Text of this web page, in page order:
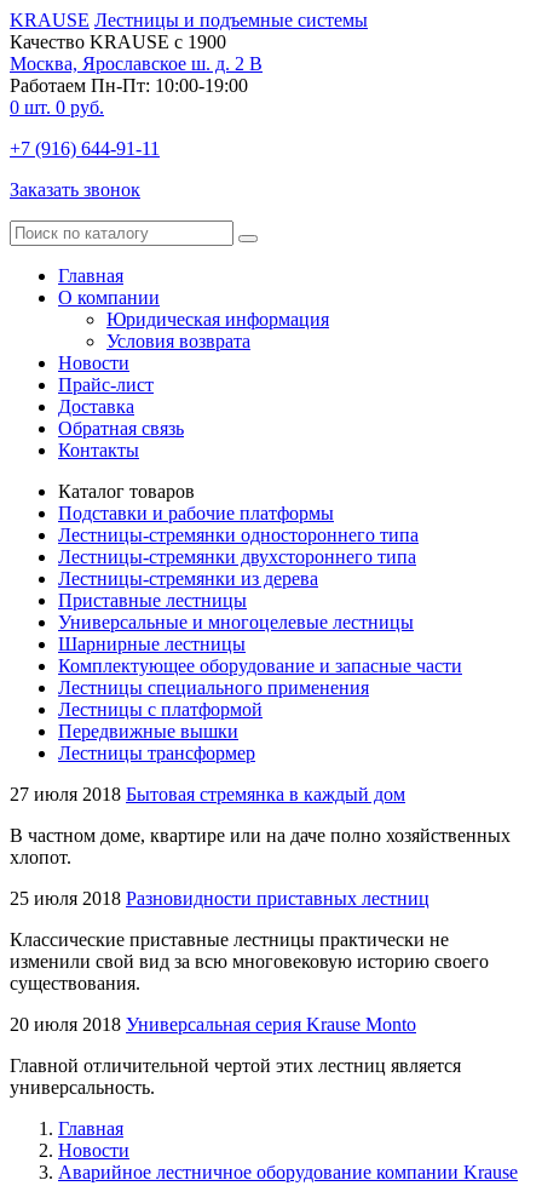
KRAUSE Лестницы и подъемные системы
Качество KRAUSE с 1900
Москва, Ярославское ш. д. 2 В
Работаем Пн-Пт: 10:00-19:00
0 шт. 0 руб.
+7 (916) 644-91-11
Заказать звонок
Главная
О компании
Юридическая информация
Условия возврата
Новости
Прайс-лист
Доставка
Обратная связь
Контакты
Каталог товаров
Подставки и рабочие платформы
Лестницы-стремянки одностороннего типа
Лестницы-стремянки двухстороннего типа
Лестницы-стремянки из дерева
Приставные лестницы
Универсальные и многоцелевые лестницы
Шарнирные лестницы
Комплектующее оборудование и запасные части
Лестницы специального применения
Лестницы с платформой
Передвижные вышки
Лестницы трансформер
27 июля 2018 Бытовая стремянка в каждый дом
В частном доме, квартире или на даче полно хозяйственных
хлопот.
25 июля 2018 Разновидности приставных лестниц
Классические приставные лестницы практически не
изменили свой вид за всю многовековую историю своего
существования.
20 июля 2018 Универсальная серия Krause Monto
Главной отличительной чертой этих лестниц является
универсальность.
Главная
Новости
Аварийное лестничное оборудование компании Krause